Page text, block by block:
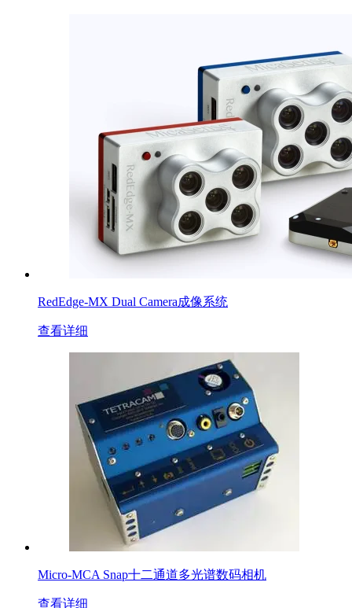
RedEdge-MX Dual Camera成像系统
查看详细
Micro-MCA Snap十二通道多光谱数码相机
查看详细